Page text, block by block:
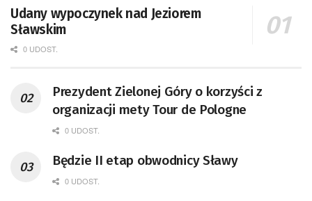
Udany wypoczynek nad Jeziorem
Sławskim
0 UDOST.
Prezydent Zielonej Góry o korzyści z
organizacji mety Tour de Pologne
0 UDOST.
Będzie II etap obwodnicy Sławy
0 UDOST.